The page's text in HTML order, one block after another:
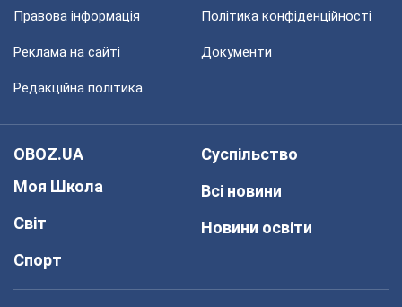
Правова інформація Політика конфіденційності
Реклама на сайті Документи
Редакційна політика
OBOZ.UA
Моя Школа
Світ
Спорт
Суспільство
Всі новини
Новини освіти